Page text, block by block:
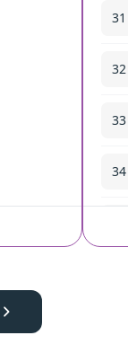
31
32
33
34